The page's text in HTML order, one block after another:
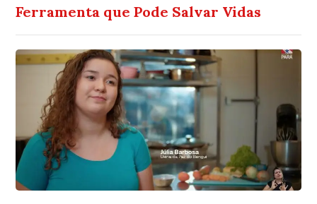
Ferramenta que Pode Salvar Vidas